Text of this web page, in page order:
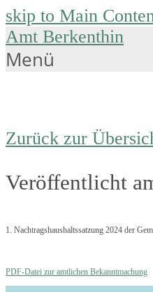
skip to Main
Amt Berkenthin
Menü
Zurück zur
Veröffentlicht
1. Nachtragshaushaltssatzung 2024 der
PDF-Datei zur amtlichen Bekanntmachung